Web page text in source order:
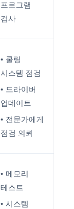
프로그램
검사
쿨링
시스템 점검
드라이버
업데이트
전문가에게
점검 의뢰
메모리
테스트
시스템